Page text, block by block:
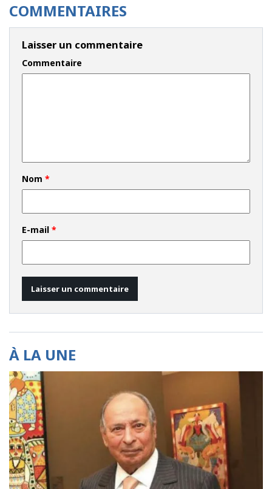
COMMENTAIRES
Laisser un commentaire
Commentaire
Nom *
E-mail *
À LA UNE